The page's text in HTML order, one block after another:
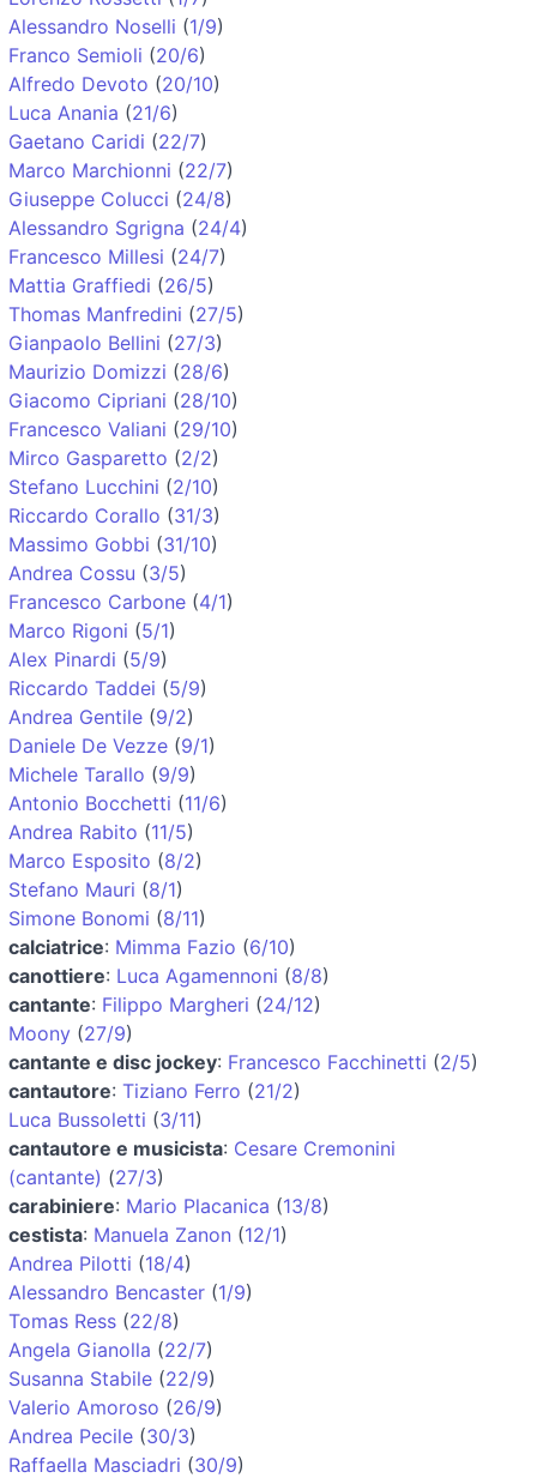
Alessandro Noselli (1/9)
Franco Semioli (20/6)
Alfredo Devoto (20/10)
Luca Anania (21/6)
Gaetano Caridi (22/7)
Marco Marchionni (22/7)
Giuseppe Colucci (24/8)
Alessandro Sgrigna (24/4)
Francesco Millesi (24/7)
Mattia Graffiedi (26/5)
Thomas Manfredini (27/5)
Gianpaolo Bellini (27/3)
Maurizio Domizzi (28/6)
Giacomo Cipriani (28/10)
Francesco Valiani (29/10)
Mirco Gasparetto (2/2)
Stefano Lucchini (2/10)
Riccardo Corallo (31/3)
Massimo Gobbi (31/10)
Andrea Cossu (3/5)
Francesco Carbone (4/1)
Marco Rigoni (5/1)
Alex Pinardi (5/9)
Riccardo Taddei (5/9)
Andrea Gentile (9/2)
Daniele De Vezze (9/1)
Michele Tarallo (9/9)
Antonio Bocchetti (11/6)
Andrea Rabito (11/5)
Marco Esposito (8/2)
Stefano Mauri (8/1)
Simone Bonomi (8/11)
calciatrice: Mimma Fazio (6/10)
canottiere: Luca Agamennoni (8/8)
cantante: Filippo Margheri (24/12)
Moony (27/9)
cantante e disc jockey: Francesco Facchinetti (2/5)
cantautore: Tiziano Ferro (21/2)
Luca Bussoletti (3/11)
cantautore e musicista: Cesare Cremonini
(cantante) (27/3)
carabiniere: Mario Placanica (13/8)
cestista: Manuela Zanon (12/1)
Andrea Pilotti (18/4)
Alessandro Bencaster (1/9)
Tomas Ress (22/8)
Angela Gianolla (22/7)
Susanna Stabile (22/9)
Valerio Amoroso (26/9)
Andrea Pecile (30/3)
Raffaella Masciadri (30/9)